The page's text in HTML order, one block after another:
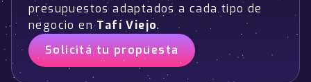
presupuestos adaptados a cada tipo de
negocio enTafí Viejo.
Solicitá tu propuesta